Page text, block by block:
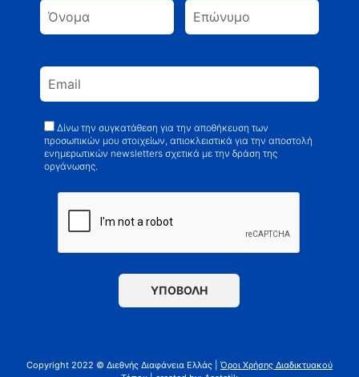
Δίνω την συγκατάθεση για την αποθήκευση των
προσωπικών μου στοιχείων, απιοκλειστικά για την αποστολή
ενημερωτικών newsletters σχετικά με την δράση της
οργάνωσης.
Copyright 2022 © Διεθνής Διαφάνεια Ελλάς | Όροι Χρήσης Διαδικτυακού